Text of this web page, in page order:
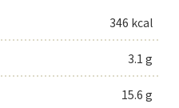
346 kcal
3.1 g
15.6 g